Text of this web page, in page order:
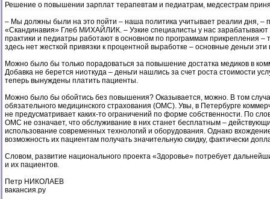
Решение о повышении зарплат терапевтам и педиатрам, медсестрам
– Мы должны были на это пойти – наша политика учитывает реалии дня, –
«Скандинавия» Глеб МИХАЙЛИК. – Узкие специалисты у нас зарабатывают
практики и педиатры работают в основном по программам прикрепления
здесь нет жесткой привязки к процентной выработке – основные деньги
Можно было бы только порадоваться за повышение достатка медиков в
Добавка не берется ниоткуда – деньги нашлись за счет роста стоимости
теперь вынуждены платить пациенты.
Можно было бы обойтись без повышения? Оказывается, можно. В том
обязательного медицинского страхования (ОМС). Увы, в Петербурге
не предусматривает каких-то ограничений по форме собственности. По
ОМС не означает, что обслуживание в них станет бесплатным –
использование современных технологий и оборудования. Однако
возможность их пациентам получать значительную скидку, фактически
Словом, развитие национального проекта «Здоровье» потребует
и их пациентов.
Петр НИКОЛАЕВ
вакансия.ру